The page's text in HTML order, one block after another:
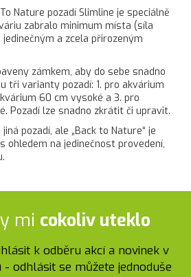
Nature pozadí Slimline je speciálně
zabralo minimum místa (síla
jedinečným a zcela přirozeným
zámkem, aby do sebe snadno
tři varianty pozadí: 1. pro akvárium
60 cm vysoké a 3. pro
Pozadí lze snadno zkrátit či upravit.
pozadí, ale „Back to Nature“ je
ohledem na jedinečnost provedení,
mi cokoliv uteklo
k odběru akcí a novinek v
odhlásit se můžete jednoduše